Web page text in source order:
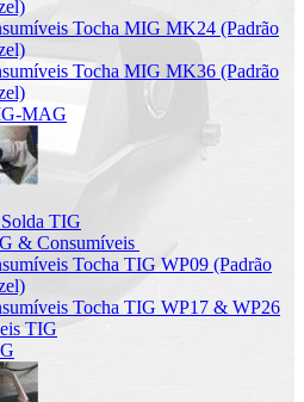
Tocha MIG MK24 (Padrão
Tocha MIG MK36 (Padrão
MAG
TIG
& Consumíveis
Tocha TIG WP09 (Padrão
Tocha TIG WP17 & WP26
TIG